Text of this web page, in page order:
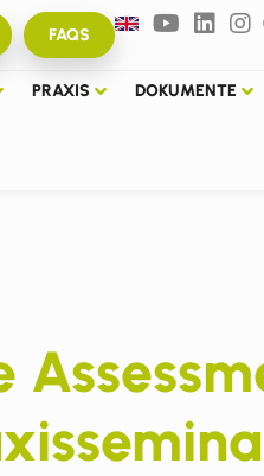
FAQS
PRAXIS DOKUMENTE